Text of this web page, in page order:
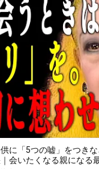
供に「5つの嘘」をつき
会いたくなる親になる